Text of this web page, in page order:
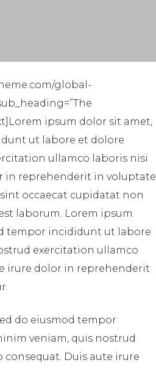
global-
ipsum dolor sit amet,
ut labore et dolore
ullamco laboris nisi
in reprehenderit in voluptate
occaecat cupidatat non
laborum. Lorem ipsum
tempor incididunt ut labore
exercitation ullamco
irure dolor in reprehenderit
do eiusmod tempor
veniam, quis nostrud
Duis aute irure